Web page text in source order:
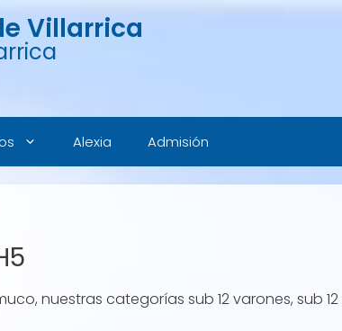
Villarrica
Alexia Admisión
nuestras categorías sub 12 varones, sub